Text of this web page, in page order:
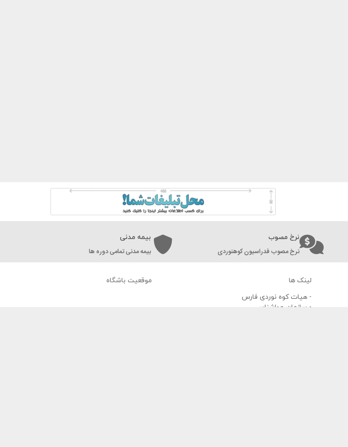
نرخ مصوب
نرخ مصوب فدراسیون کوهنوردی
بیمه مدنی
بیمه مدنی تمامی دوره ها
لینک ها
- هیات کوه نوردی فارس
- سازمان هواشناسی
موقعیت باشگاه